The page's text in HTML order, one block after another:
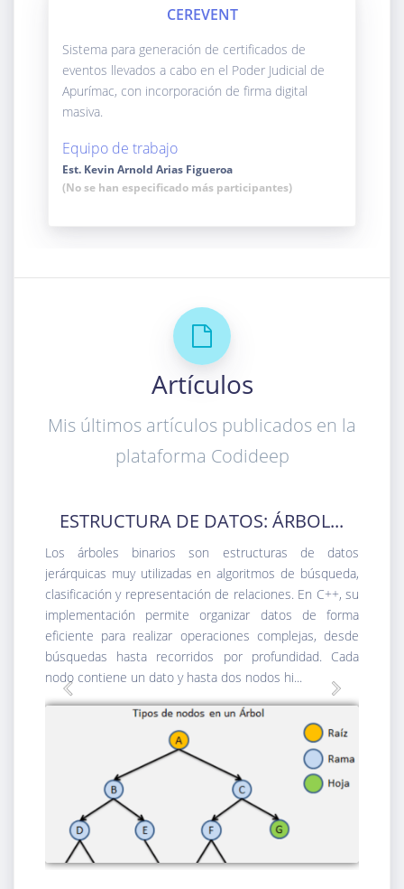
CEREVENT
Sistema para generación de certificados de
eventos llevados a cabo en el Poder Judicial de
Apurímac, con incorporación de firma digital
masiva.
Equipo de trabajo
Est. Kevin Arnold Arias Figueroa
(No se han especificado más participantes)
Artículos
Mis últimos artículos publicados en la
plataforma Codideep
ESTRUCTURA DE DATOS: ÁRBOL...
Los árboles binarios son estructuras de datos
jerárquicas muy utilizadas en algoritmos de búsqueda,
clasificación y representación de relaciones. En C++, su
implementación permite organizar datos de forma
eficiente para realizar operaciones complejas, desde
búsquedas hasta recorridos por profundidad. Cada
nodo contiene un dato y hasta dos nodos hi...
Previous Next